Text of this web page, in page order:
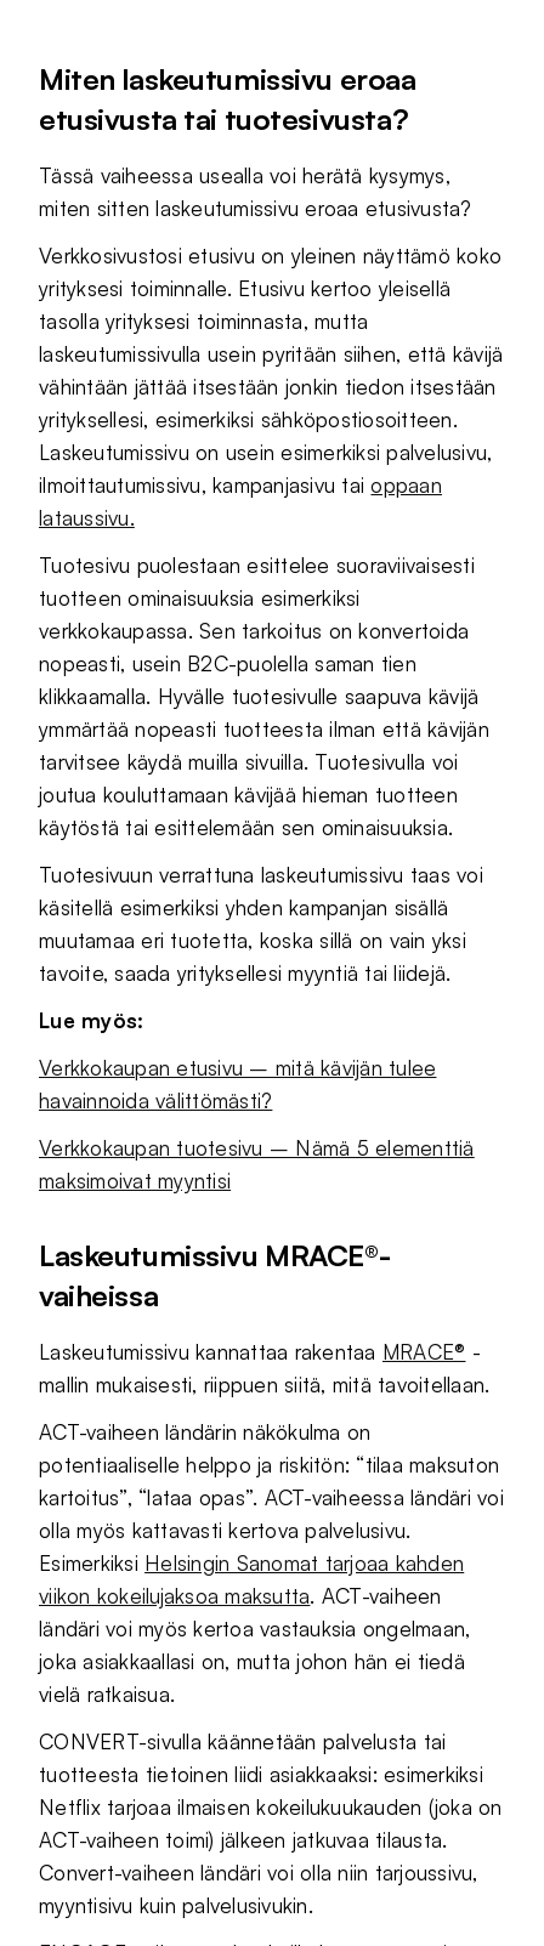
Miten laskeutumissivu eroaa
etusivusta tai tuotesivusta?
Tässä vaiheessa usealla voi herätä kysymys,
miten sitten laskeutumissivu eroaa etusivusta?
Verkkosivustosi etusivu on yleinen näyttämö koko
yrityksesi toiminnalle. Etusivu kertoo yleisellä
tasolla yrityksesi toiminnasta, mutta
laskeutumissivulla usein pyritään siihen, että kävijä
vähintään jättää itsestään jonkin tiedon itsestään
yrityksellesi, esimerkiksi sähköpostiosoitteen.
Laskeutumissivu on usein esimerkiksi palvelusivu,
ilmoittautumissivu, kampanjasivu taioppaan
lataussivu.
Tuotesivu puolestaan esittelee suoraviivaisesti
tuotteen ominaisuuksia esimerkiksi
verkkokaupassa. Sen tarkoitus on konvertoida
nopeasti, usein B2C-puolella saman tien
klikkaamalla. Hyvälle tuotesivulle saapuva kävijä
ymmärtää nopeasti tuotteesta ilman että kävijän
tarvitsee käydä muilla sivuilla. Tuotesivulla voi
joutua kouluttamaan kävijää hieman tuotteen
käytöstä tai esittelemään sen ominaisuuksia.
Tuotesivuun verrattuna laskeutumissivu taas voi
käsitellä esimerkiksi yhden kampanjan sisällä
muutamaa eri tuotetta, koska sillä on vain yksi
tavoite, saada yrityksellesi myyntiä tai liidejä.
Lue myös:
Verkkokaupan etusivu – mitä kävijän tulee
havainnoida välittömästi?
Verkkokaupan tuotesivu – Nämä 5 elementtiä
maksimoivat myyntisi
Laskeutumissivu MRACE®-
vaiheissa
Laskeutumissivu kannattaa rakentaa MRACE® -
mallin mukaisesti, riippuen siitä, mitä tavoitellaan.
ACT-vaiheen ländärin näkökulma on
potentiaaliselle helppo ja riskitön: “tilaa maksuton
kartoitus”, “lataa opas”. ACT-vaiheessa ländäri voi
olla myös kattavasti kertova palvelusivu.
Esimerkiksi Helsingin Sanomat tarjoaa kahden
viikon kokeilujaksoa maksutta. ACT-vaiheen
ländäri voi myös kertoa vastauksia ongelmaan,
joka asiakkaallasi on, mutta johon hän ei tiedä
vielä ratkaisua.
CONVERT-sivulla käännetään palvelusta tai
tuotteesta tietoinen liidi asiakkaaksi: esimerkiksi
Netflix tarjoaa ilmaisen kokeilukuukauden (joka on
ACT-vaiheen toimi) jälkeen jatkuvaa tilausta.
Convert-vaiheen ländäri voi olla niin tarjoussivu,
myyntisivu kuin palvelusivukin.